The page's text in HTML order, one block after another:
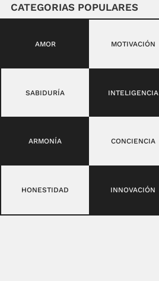
CATEGORIAS POPULARES
AMOR MOTIVACIÓN
SABIDURÍA INTELIGENCIA
ARMONÍA CONCIENCIA
HONESTIDAD INNOVACIÓN